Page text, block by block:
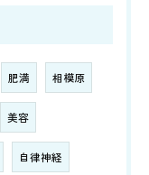
肥満 相模原
美容
自律神経